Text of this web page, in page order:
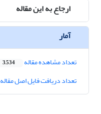
ارجاع به این مقاله
آمار
تعداد مشاهده مقاله 3,534
تعداد دریافت فایل اصل مقاله